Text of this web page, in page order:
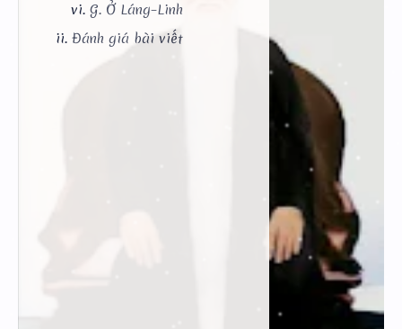
G. Ở Láng–Linh
Đánh giá bài viết